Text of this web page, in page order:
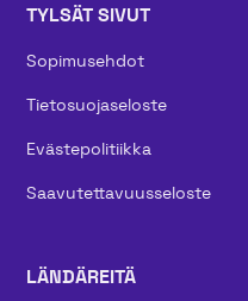
TYLSÄT SIVUT
Sopimusehdot
Tietosuojaseloste
Evästepolitiikka
Saavutettavuusseloste
LÄNDÄREITÄ